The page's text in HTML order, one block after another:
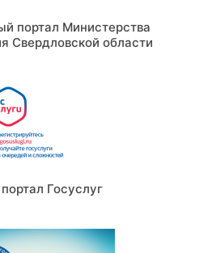
портал Министерства
Свердловской области
Госуслуг